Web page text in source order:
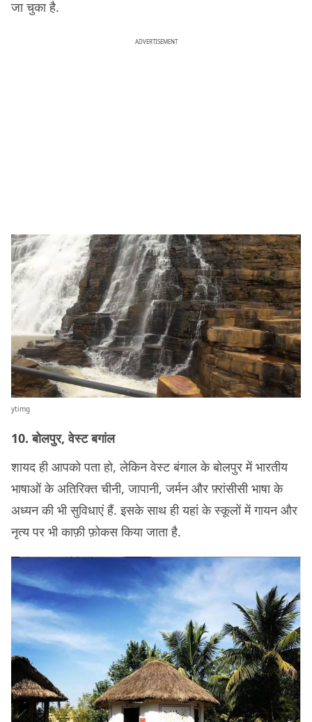
जा चुका है.
ADVERTISEMENT
ytimg
10. बोलपुर, वेस्ट बगांल
शायद ही आपको पता हो, लेकिन वेस्ट बंगाल के बोलपुर में भारतीय
भाषाओं के अतिरिक्त चीनी, जापानी, जर्मन और फ़्रांसीसी भाषा के
अध्यन की भी सुविधाएं हैं. इसके साथ ही यहां के स्कूलों में गायन और
नृत्य पर भी काफ़ी फ़ोकस किया जाता है.